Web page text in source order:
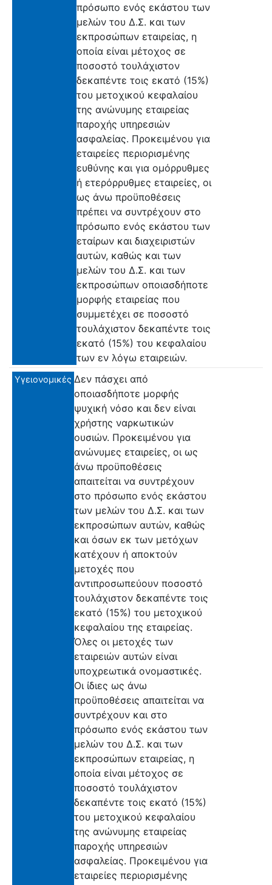
πρόσωπο ενός εκάστου των
μελών του Δ.Σ. και των
εκπροσώπων εταιρείας, η
οποία είναι μέτοχος σε
ποσοστό τουλάχιστον
δεκαπέντε τοις εκατό (15%)
του μετοχικού κεφαλαίου
της ανώνυμης εταιρείας
παροχής υπηρεσιών
ασφαλείας. Προκειμένου για
εταιρείες περιορισμένης
ευθύνης και για ομόρρυθμες
ή ετερόρρυθμες εταιρείες, οι
ως άνω προϋποθέσεις
πρέπει να συντρέχουν στο
πρόσωπο ενός εκάστου των
εταίρων και διαχειριστών
αυτών, καθώς και των
μελών του Δ.Σ. και των
εκπροσώπων οποιασδήποτε
μορφής εταιρείας που
συμμετέχει σε ποσοστό
τουλάχιστον δεκαπέντε τοις
εκατό (15%) του κεφαλαίου
των εν λόγω εταιρειών.
Υγειονομικές Δεν πάσχει από
οποιασδήποτε μορφής
ψυχική νόσο και δεν είναι
χρήστης ναρκωτικών
ουσιών. Προκειμένου για
ανώνυμες εταιρείες, οι ως
άνω προϋποθέσεις
απαιτείται να συντρέχουν
στο πρόσωπο ενός εκάστου
των μελών του Δ.Σ. και των
εκπροσώπων αυτών, καθώς
και όσων εκ των μετόχων
κατέχουν ή αποκτούν
μετοχές που
αντιπροσωπεύουν ποσοστό
τουλάχιστον δεκαπέντε τοις
εκατό (15%) του μετοχικού
κεφαλαίου της εταιρείας.
Όλες οι μετοχές των
εταιρειών αυτών είναι
υποχρεωτικά ονομαστικές.
Οι ίδιες ως άνω
προϋποθέσεις απαιτείται να
συντρέχουν και στο
πρόσωπο ενός εκάστου των
μελών του Δ.Σ. και των
εκπροσώπων εταιρείας, η
οποία είναι μέτοχος σε
ποσοστό τουλάχιστον
δεκαπέντε τοις εκατό (15%)
του μετοχικού κεφαλαίου
της ανώνυμης εταιρείας
παροχής υπηρεσιών
ασφαλείας. Προκειμένου για
εταιρείες περιορισμένης